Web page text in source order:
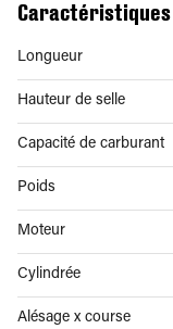
Caractéristiques
Longueur
Hauteur de selle
Capacité de carburant
Poids
Moteur
Cylindrée
Alésage x course